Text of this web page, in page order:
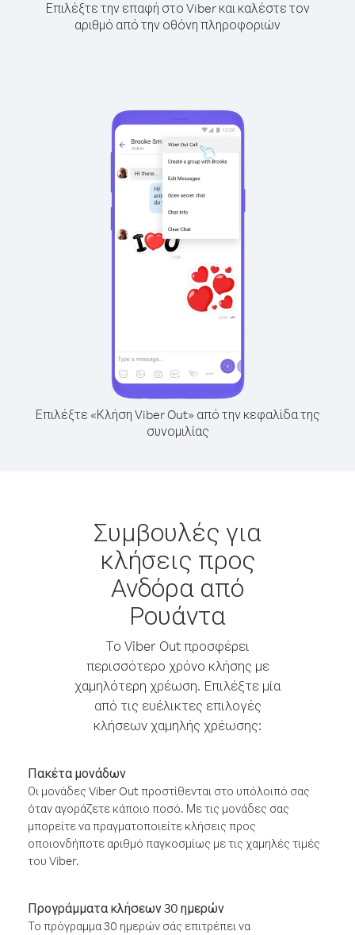
Επιλέξτε την επαφή στο Viber και καλέστε τον
αριθμό από την οθόνη πληροφοριών
Επιλέξτε «Κλήση Viber Out» από την κεφαλίδα της
συνομιλίας
Συμβουλές για
κλήσεις προς
Ανδόρα από
Ρουάντα
Το Viber Out προσφέρει
περισσότερο χρόνο κλήσης με
χαμηλότερη χρέωση. Επιλέξτε μία
από τις ευέλικτες επιλογές
κλήσεων χαμηλής χρέωσης:
Πακέτα μονάδων
Οι μονάδες Viber Out προστίθενται στο υπόλοιπό σας
όταν αγοράζετε κάποιο ποσό. Με τις μονάδες σας
μπορείτε να πραγματοποιείτε κλήσεις προς
οποιονδήποτε αριθμό παγκοσμίως με τις χαμηλές τιμές
του Viber.
Προγράμματα κλήσεων 30 ημερών
Το πρόγραμμα 30 ημερών σάς επιτρέπει να